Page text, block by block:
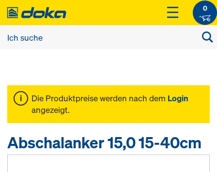
0
Die Produktpreise werden nach dem Login
angezeigt.
Abschalanker 15,0 15-40cm